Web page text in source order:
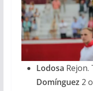
Lodosa Rejon.
Domínguez 2